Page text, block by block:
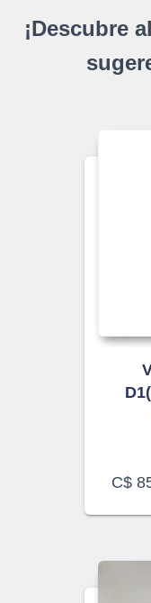
¡Descubre
C$